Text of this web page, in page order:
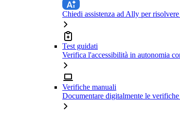
Chiedi assistenza ad Ally per
Test guidati
Verifica l'accessibilità in autonomia
Verifiche manuali
Documentare digitalmente le